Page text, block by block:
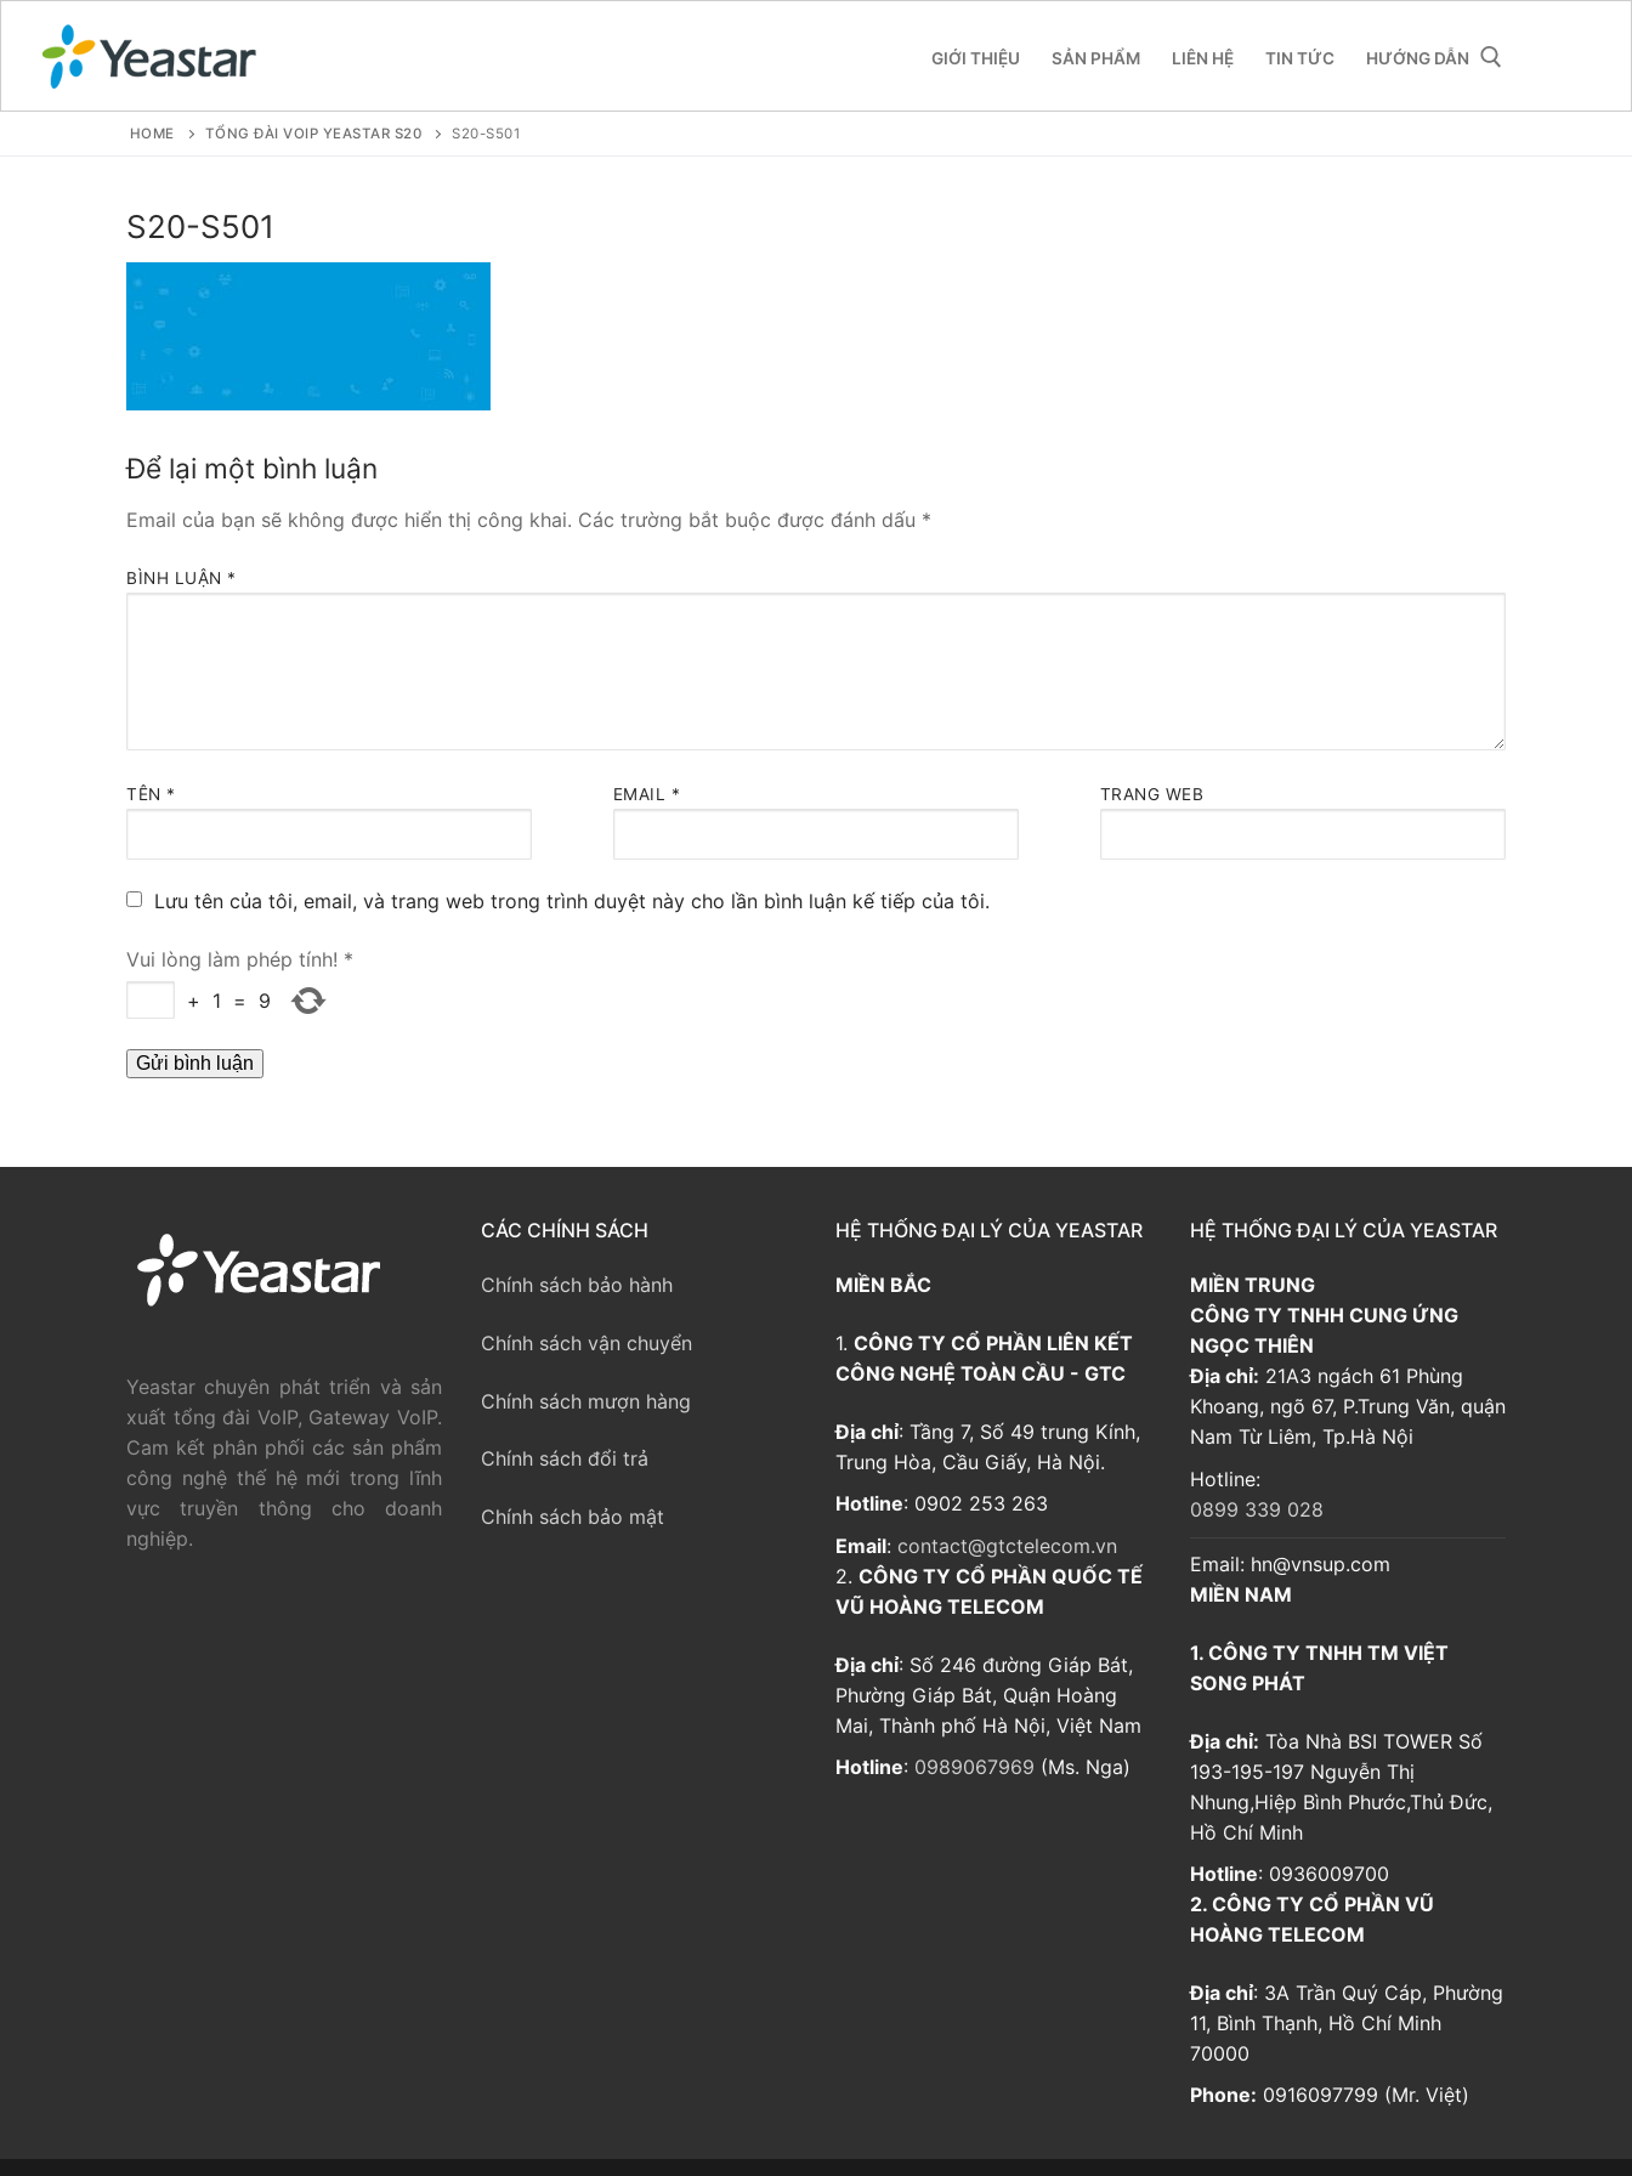
GIỚI THIỆU SẢN PHẨM LIÊN HỆ TIN TỨC HƯỚNG DẪN
SẢN PHẨM
VOIP PBX FOR SME
Tổng đài VoIP Yeastar S412
Tổng đài VoIP Yeastar S100
IPPBX FOR LARGE ENTERPRISES
FXS VoIP Gateway
PRI VoIP Gateway TE200
BRI VoIP Gateway
LIÊN HỆ
HƯỚNG DẪN
HOME TỔNG ĐÀI VOIP YEASTAR S20 S20-S501
S20-S501
Để lại một bình luận
Email của bạn sẽ không được hiển thị công khai. Các trường bắt buộc được đánh dấu *
BÌNH LUẬN *
TÊN * EMAIL * TRANG WEB
Lưu tên của tôi, email, và trang web trong trình duyệt này cho lần bình luận kế tiếp của tôi.
Vui lòng làm phép tính! *
+
1 = 9
Yeastar chuyên phát triển và sản
xuất tổng đài VoIP, Gateway VoIP.
Cam kết phân phối các sản phẩm
công nghệ thế hệ mới trong lĩnh
vực truyền thông cho doanh
nghiệp.
CÁC CHÍNH SÁCH
Chính sách bảo hành
Chính sách vận chuyển
Chính sách mượn hàng
Chính sách đổi trả
Chính sách bảo mật
HỆ THỐNG ĐẠI LÝ CỦA YEASTAR
MIỀN BẮC
1. CÔNG TY CỔ PHẦN LIÊN KẾT
CÔNG NGHỆ TOÀN CẦU - GTC
Địa chỉ: Tầng 7, Số 49 trung Kính,
Trung Hòa, Cầu Giấy, Hà Nội.
Hotline: 0902 253 263
Email: contact@gtctelecom.vn
2. CÔNG TY CỔ PHẦN QUỐC TẾ
VŨ HOÀNG TELECOM
Địa chỉ: Số 246 đường Giáp Bát,
Phường Giáp Bát, Quận Hoàng
Mai, Thành phố Hà Nội, Việt Nam
Hotline: 0989067969 (Ms. Nga)
HỆ THỐNG ĐẠI LÝ CỦA YEASTAR
MIỀN TRUNG
CÔNG TY TNHH CUNG ỨNG
NGỌC THIÊN
Địa chỉ: 21A3 ngách 61 Phùng
Khoang, ngõ 67, P.Trung Văn, quận
Nam Từ Liêm, Tp.Hà Nội
Hotline:
0899 339 028
Email: hn@vnsup.com
MIỀN NAM
1. CÔNG TY TNHH TM VIỆT
SONG PHÁT
Địa chỉ: Tòa Nhà BSI TOWER Số
193-195-197 Nguyễn Thị
Nhung,Hiệp Bình Phước,Thủ Đức,
Hồ Chí Minh
Hotline: 0936009700
2. CÔNG TY CỔ PHẦN VŨ
HOÀNG TELECOM
Địa chỉ: 3A Trần Quý Cáp, Phường
11, Bình Thạnh, Hồ Chí Minh
70000
Phone: 0916097799 (Mr. Việt)